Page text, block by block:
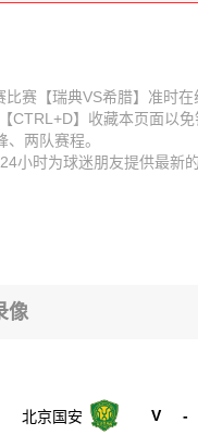
赛【瑞典VS希腊】准时在
】收藏本页面以
两队赛程。
时为球迷朋友提供最新
像
北京国安 V -